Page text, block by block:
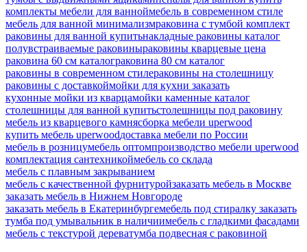
комплекты мебели для ванноймебель в современном стиле
мебель для ванной минимализмраковина с тумбой комплект
раковины для ванной купитьнакладные раковины каталог
полувстраиваемые раковиныраковины кварцевые цена
раковина 60 см каталограковина 80 см каталог
раковины в современном стилераковины на столешницу
раковины с доставкоймойки для кухни заказать
кухонные мойки из кварцамойки каменные каталог
столешницы для ванной купитьстолешницы под раковину
мебель из кварцевого камнясборка мебели uperwood
купить мебель uperwoodдоставка мебели по России
мебель в розницумебель оптомпроизводство мебели uperwood
комплектация сантехникоймебель со склада
мебель с плавным закрыванием
мебель с качественной фурнитуройзаказать мебель в Москве
заказать мебель в Нижнем Новгороде
заказать мебель в Екатеринбургемебель под стиралку заказать
тумба под умывальник в наличиимебель с гладкими фасадами
мебель с текстурой дереватумба подвесная с раковиной